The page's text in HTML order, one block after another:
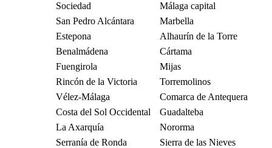
Sociedad
Málaga capital
San Pedro Alcántara
Marbella
Estepona
Alhaurín de la Torre
Benalmádena
Cártama
Fuengirola
Mijas
Rincón de la Victoria
Torremolinos
Vélez-Málaga
Comarca de Antequera
Costa del Sol Occidental
Guadalteba
La Axarquía
Nororma
Serranía de Ronda
Sierra de las Nieves